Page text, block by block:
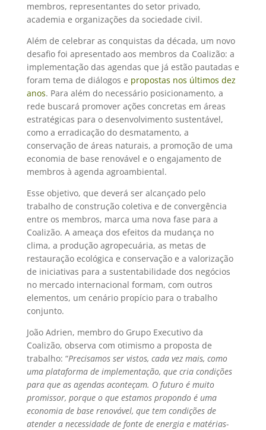
membros, representantes do setor privado,
academia e organizações da sociedade civil.
Além de celebrar as conquistas da década, um novo
desafio foi apresentado aos membros da Coalizão: a
implementação das agendas que já estão pautadas e
foram tema de diálogos e propostas nos últimos dez
anos. Para além do necessário posicionamento, a
rede buscará promover ações concretas em áreas
estratégicas para o desenvolvimento sustentável,
como a erradicação do desmatamento, a
conservação de áreas naturais, a promoção de uma
economia de base renovável e o engajamento de
membros à agenda agroambiental.
Esse objetivo, que deverá ser alcançado pelo
trabalho de construção coletiva e de convergência
entre os membros, marca uma nova fase para a
Coalizão. A ameaça dos efeitos da mudança no
clima, a produção agropecuária, as metas de
restauração ecológica e conservação e a valorização
de iniciativas para a sustentabilidade dos negócios
no mercado internacional formam, com outros
elementos, um cenário propício para o trabalho
conjunto.
João Adrien, membro do Grupo Executivo da
Coalizão, observa com otimismo a proposta de
trabalho: “Precisamos ser vistos, cada vez mais, como
uma plataforma de implementação, que cria condições
para que as agendas aconteçam. O futuro é muito
promissor, porque o que estamos propondo é uma
economia de base renovável, que tem condições de
atender a necessidade de fonte de energia e matérias-